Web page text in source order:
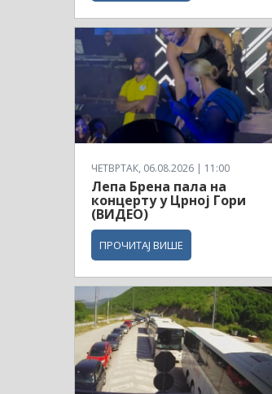
ЧЕТВРТАК, 06.08.2026 | 11:00
Лепа Брена пала на
концерту у Црној Гори
(ВИДЕО)
ПРОЧИТАЈ ВИШЕ